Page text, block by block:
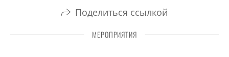
Поделиться ссылкой
МЕРОПРИЯТИЯ